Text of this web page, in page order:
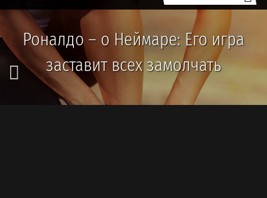
Роналдо – о Неймаре: Его игра
заставит всех замолчать